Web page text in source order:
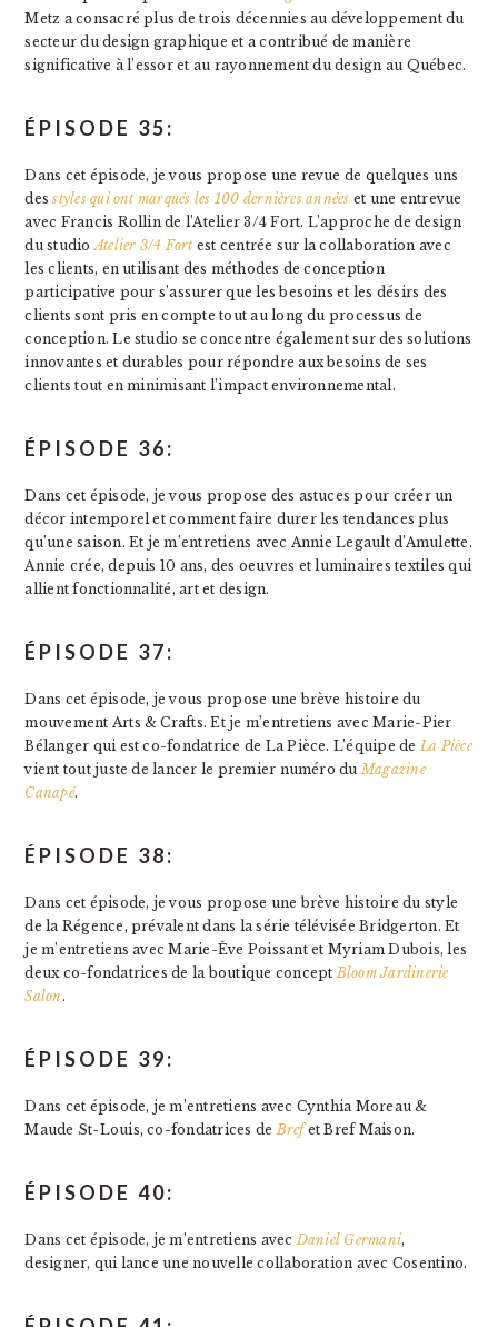
Metz a consacré plus de trois décennies au développement du
secteur du design graphique et a contribué de manière
significative à l’essor et au rayonnement du design au Québec.
ÉPISODE 35:
Dans cet épisode, je vous propose une revue de quelques uns
desstyles qui ont marqués les 100 dernières années et une entrevue
avec Francis Rollin de l’Atelier 3/4 Fort. L’approche de design
du studio Atelier 3/4 Fort est centrée sur la collaboration avec
les clients, en utilisant des méthodes de conception
participative pour s’assurer que les besoins et les désirs des
clients sont pris en compte tout au long du processus de
conception. Le studio se concentre également sur des solutions
innovantes et durables pour répondre aux besoins de ses
clients tout en minimisant l’impact environnemental.
ÉPISODE 36:
Dans cet épisode, je vous propose des astuces pour créer un
décor intemporel et comment faire durer les tendances plus
qu’une saison. Et je m’entretiens avec Annie Legault d’Amulette.
Annie crée, depuis 10 ans, des oeuvres et luminaires textiles qui
allient fonctionnalité, art et design.
ÉPISODE 37:
Dans cet épisode, je vous propose une brève histoire du
mouvement Arts & Crafts. Et je m’entretiens avec Marie-Pier
Bélanger qui est co-fondatrice de La Pièce. L’équipe de La Pièce
vient tout juste de lancer le premier numéro du Magazine
Canapé.
ÉPISODE 38:
Dans cet épisode, je vous propose une brève histoire du style
de la Régence, prévalent dans la série télévisée Bridgerton. Et
je m’entretiens avec Marie-Ève Poissant et Myriam Dubois, les
deux co-fondatrices de la boutique concept Bloom Jardinerie
Salon .
ÉPISODE 39:
Dans cet épisode, je m’entretiens avec Cynthia Moreau &
Maude St-Louis, co-fondatrices de Brefet Bref Maison.
ÉPISODE 40:
Dans cet épisode, je m’entretiens avec Daniel Germani,
designer, qui lance une nouvelle collaboration avec Cosentino.